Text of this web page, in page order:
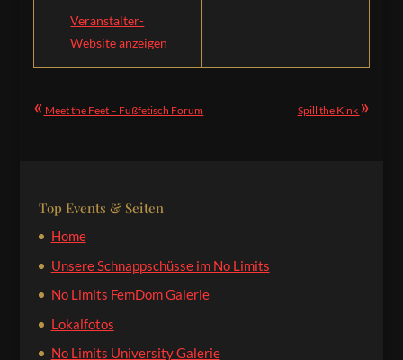
Veranstalter-
Website anzeigen
« Meet the Feet – Fußfetisch Forum Spill the Kink »
Top Events & Seiten
Home
Unsere Schnappschüsse im No Limits
No Limits FemDom Galerie
Lokalfotos
No Limits University Galerie